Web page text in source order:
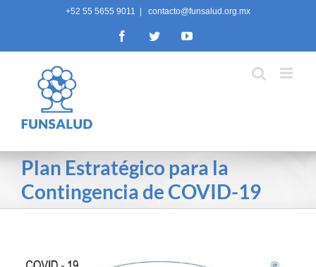
+52 55 5655 9011 contacto@funsalud.org.mx
FacebookTwitterYouTube
Plan Estratégico para la
Contingencia de COVID-19